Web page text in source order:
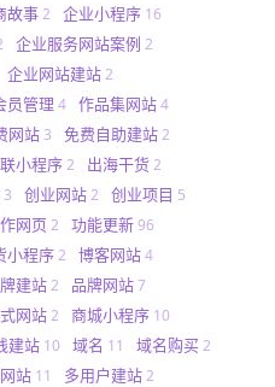
故事2 企业小程序 16
企业服务网站案例 2
企业网站建站2
员管理 4 作品集网站4
网站 3 免费自助建站2
小程序2 出海干货2
3 创业网站2 创业项目 5
网页 2 功能更新96
小程序2 博客网站4
建站2 品牌网站7
网站2 商城小程序 10
建站 10 域名 11 域名购买2
站 11 多用户建站2